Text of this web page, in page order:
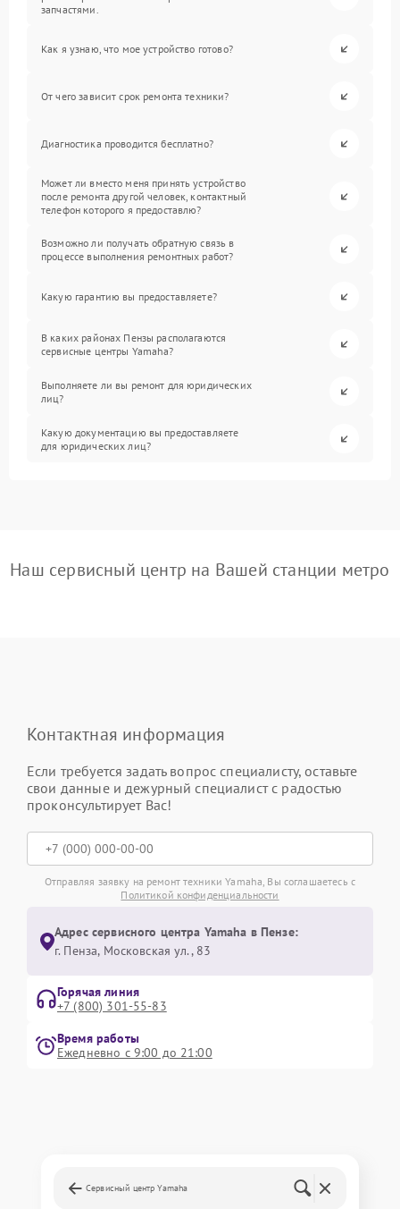
запчастями.
Как я узнаю, что мое устройство готово?
От чего зависит срок ремонта техники?
Диагностика проводится бесплатно?
Может ли вместо меня принять устройство
после ремонта другой человек, контактный
телефон которого я предоставлю?
Возможно ли получать обратную связь в
процессе выполнения ремонтных работ?
Какую гарантию вы предоставляете?
В каких районах Пензы располагаются
сервисные центры Yamaha?
Выполняете ли вы ремонт для юридических
лиц?
Какую документацию вы предоставляете
для юридических лиц?
Наш сервисный центр на Вашей станции метро
Контактная информация
Если требуется задать вопрос специалисту, оставьте
свои данные и дежурный специалист с радостью
проконсультирует Вас!
Отправляя заявку на ремонт техники Yamaha, Вы соглашаетесь с
Политикой конфиденциальности
Адрес сервисного центра Yamaha в Пензе:
г. Пенза, Московская ул., 83
Горячая линия
+7 (800) 301-55-83
Время работы
Ежедневно с 9:00 до 21:00
Сервисный центр Yamaha